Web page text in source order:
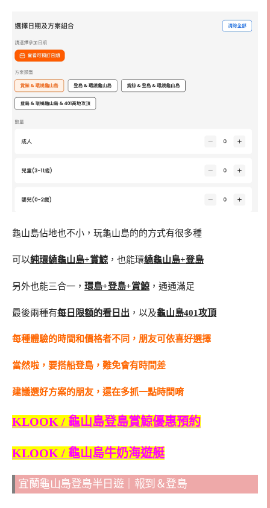
龜山島佔地也不小，玩龜山島的的方式有很多種
可以純環繞龜山島+賞鯨 ，也能環繞龜山島+登島
另外也能三合一， 環島+登島+賞鯨 ，通通滿足
最後兩種有每日限額的看日出 ，以及龜山島401攻頂
每種體驗的時間和價格者不同，朋友可依喜好選擇
當然啦，要搭船登島，難免會有時間差
建議選好方案的朋友，還在多抓一點時間唷
KLOOK / 龜山島登島賞鯨優惠預約
KLOOK / 龜山島牛奶海遊艇
宜蘭龜山島登島半日遊｜報到＆登島